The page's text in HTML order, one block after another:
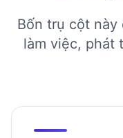
Bốn trụ cột
làm việc, phát